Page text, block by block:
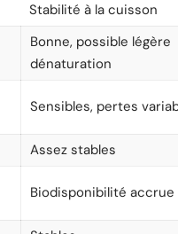
Stabilité à la cuisson
Bonne, possible légère
dénaturation
Sensibles, pertes
Assez stables
Biodisponibilité accrue